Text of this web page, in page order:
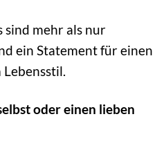
sind mehr als nur
ein Statement für einen
oder einen lieben